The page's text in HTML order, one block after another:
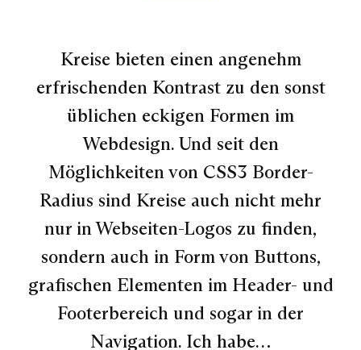
Kreise bieten einen angenehm
erfrischenden Kontrast zu den sonst
üblichen eckigen Formen im
Webdesign. Und seit den
Möglichkeiten von CSS3 Border-
Radius sind Kreise auch nicht mehr
nur in Webseiten-Logos zu finden,
sondern auch in Form von Buttons,
grafischen Elementen im Header- und
Footerbereich und sogar in der
Navigation. Ich habe…